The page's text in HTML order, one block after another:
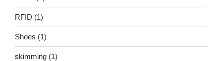
RFID (1)
Shoes (1)
skimming (1)